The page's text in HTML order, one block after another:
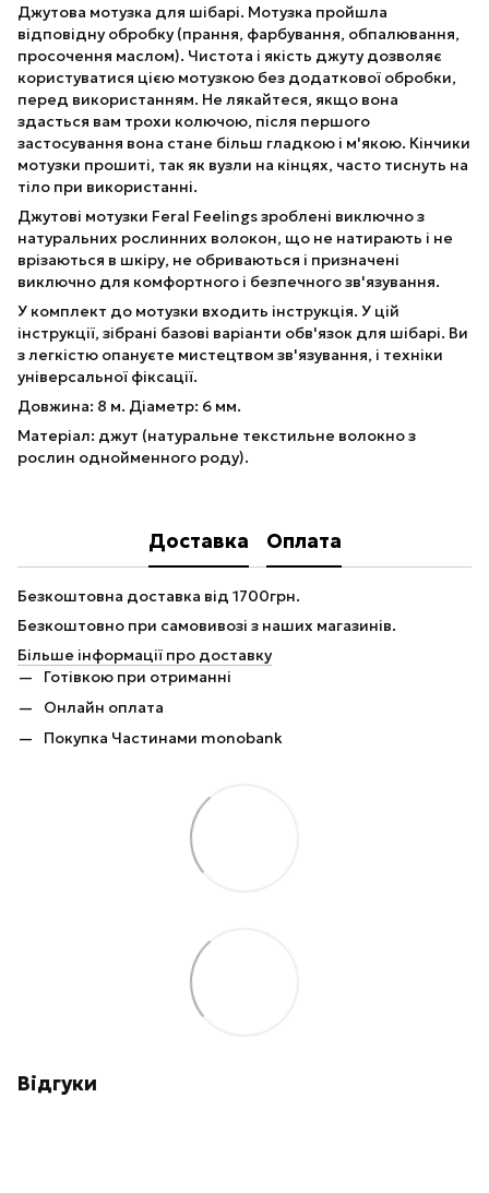
Джутова мотузка для шібарі. Мотузка пройшла
відповідну обробку (прання, фарбування, обпалювання,
просочення маслом). Чистота і якість джуту дозволяє
користуватися цією мотузкою без додаткової обробки,
перед використанням. Не лякайтеся, якщо вона
здасться вам трохи колючою, після першого
застосування вона стане більш гладкою і м'якою. Кінчики
мотузки прошиті, так як вузли на кінцях, часто тиснуть на
тіло при використанні.
Джутові мотузки Feral Feelings зроблені виключно з
натуральних рослинних волокон, що не натирають і не
врізаються в шкіру, не обриваються і призначені
виключно для комфортного і безпечного зв'язування.
У комплект до мотузки входить інструкція. У цій
інструкції, зібрані базові варіанти обв'язок для шібарі. Ви
з легкістю опануєте мистецтвом зв'язування, і техніки
універсальної фіксації.
Довжина: 8 м. Діаметр: 6 мм.
Матеріал: джут (натуральне текстильне волокно з
рослин однойменного роду).
Доставка Оплата
Безкоштовна доставка від 1700грн.
Безкоштовно при самовивозі з наших магазинів.
Більше інформації про доставку
Готівкою при отриманні
Онлайн оплата
Покупка Частинами monobank
Відгуки